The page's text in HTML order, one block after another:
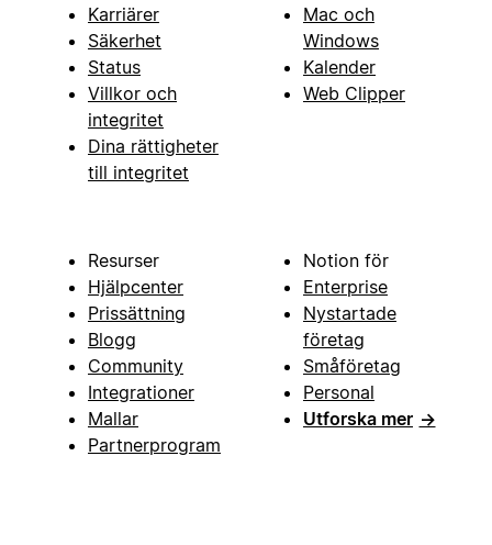
Karriärer
Säkerhet
Status
Villkor och
integritet
Dina rättigheter
till integritet
Mac och
Windows
Kalender
Web Clipper
Resurser
Hjälpcenter
Prissättning
Blogg
Community
Integrationer
Mallar
Partnerprogram
Notion för
Enterprise
Nystartade
företag
Småföretag
Personal
Utforska mer →